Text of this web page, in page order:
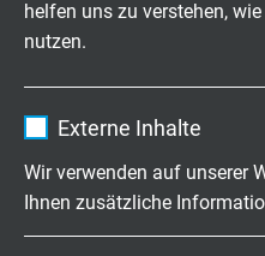
helfen uns zu verstehen,
nutzen.
Laufzeit 2 Jahre
Externe Inhalte
Wir verwenden auf unserer
Ihnen zusätzliche
CATLine CAT 7A DR